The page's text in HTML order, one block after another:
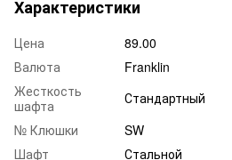
Характеристики
Цена
89.00
Валюта
Franklin
Жесткость
шафта
Стандартный
№ Клюшки
SW
Шафт
Стальной